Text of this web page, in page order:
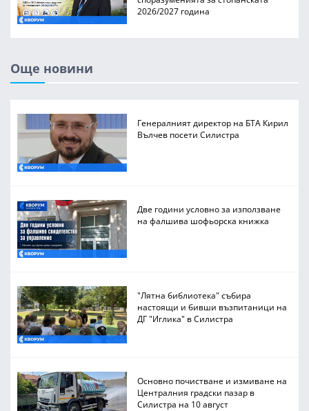
2026/2027 година
Още новини
Генералният директор на БТА Кирил
Вълчев посети Силистра
Две години условно за използване
на фалшива шофьорска книжка
"Лятна библиотека" събира
настоящи и бивши възпитаници на
ДГ "Иглика" в Силистра
Основно почистване и измиване на
Централния градски пазар в
Силистра на 10 август